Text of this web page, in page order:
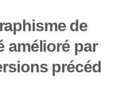
de
amélioré par
précéd